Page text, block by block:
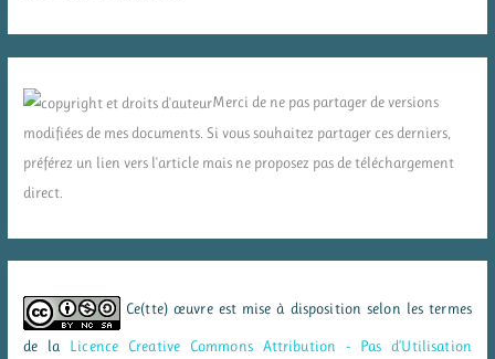
Merci de ne pas partager de versions
modifiées de mes documents. Si vous souhaitez partager ces derniers,
préférez un lien vers l'article mais ne proposez pas de téléchargement
direct.
Ce(tte) œuvre est mise à disposition selon les termes
de la Licence Creative Commons Attribution - Pas d’Utilisation